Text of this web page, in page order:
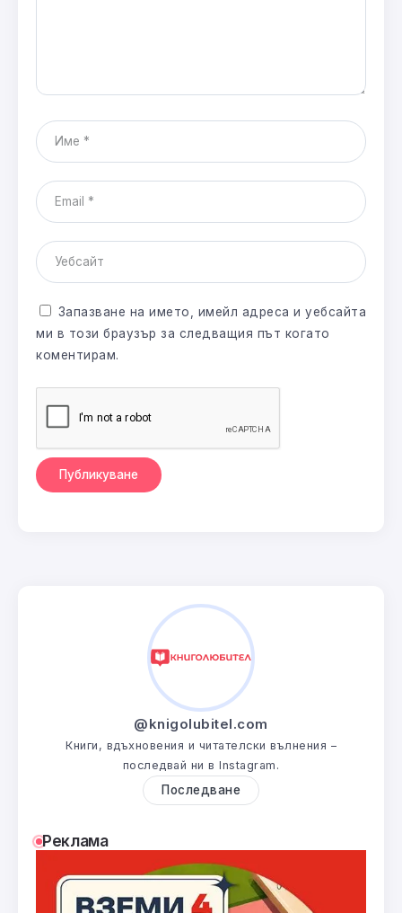
Запазване на името, имейл адреса и уебсайта
ми в този браузър за следващия път когато
коментирам.
@knigolubitel.com
Книги, вдъхновения и читателски вълнения –
последвай ни в Instagram.
Последване
Реклама